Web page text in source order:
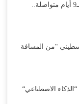
ما السر وراء اهتزاز الأرض لـ9 أيام متواصلة..
“من المسافة
الاصطناعي“